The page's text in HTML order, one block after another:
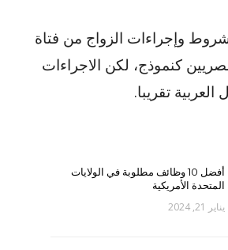
وإجراءات الزواج من فتاة
كنموذج، لكن الاجراءات
تقريبا.
أفضل 10 وظائف مطلوبة في الولايات
المتحدة الأمريكية
يناير 21, 2024